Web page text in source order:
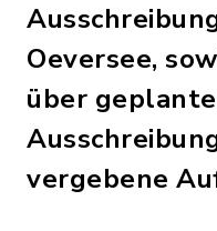
Oeversee,
über
vergebene